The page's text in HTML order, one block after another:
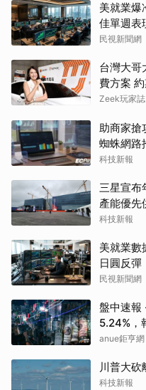
美就業
佳單週表
民視新聞網
台灣大
費方案
高89折
Zeek玩家誌
助商家搶
蜘蛛網路
科技新報
三星宣布
產能優先
科技新報
美就業
日圓反彈
民視新聞網
盤中速報
5.24%，
anue鉅亨網
川普大砍
科技新報